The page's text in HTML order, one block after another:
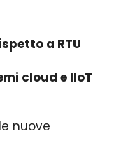
a RTU
cloud e IIoT
nuove